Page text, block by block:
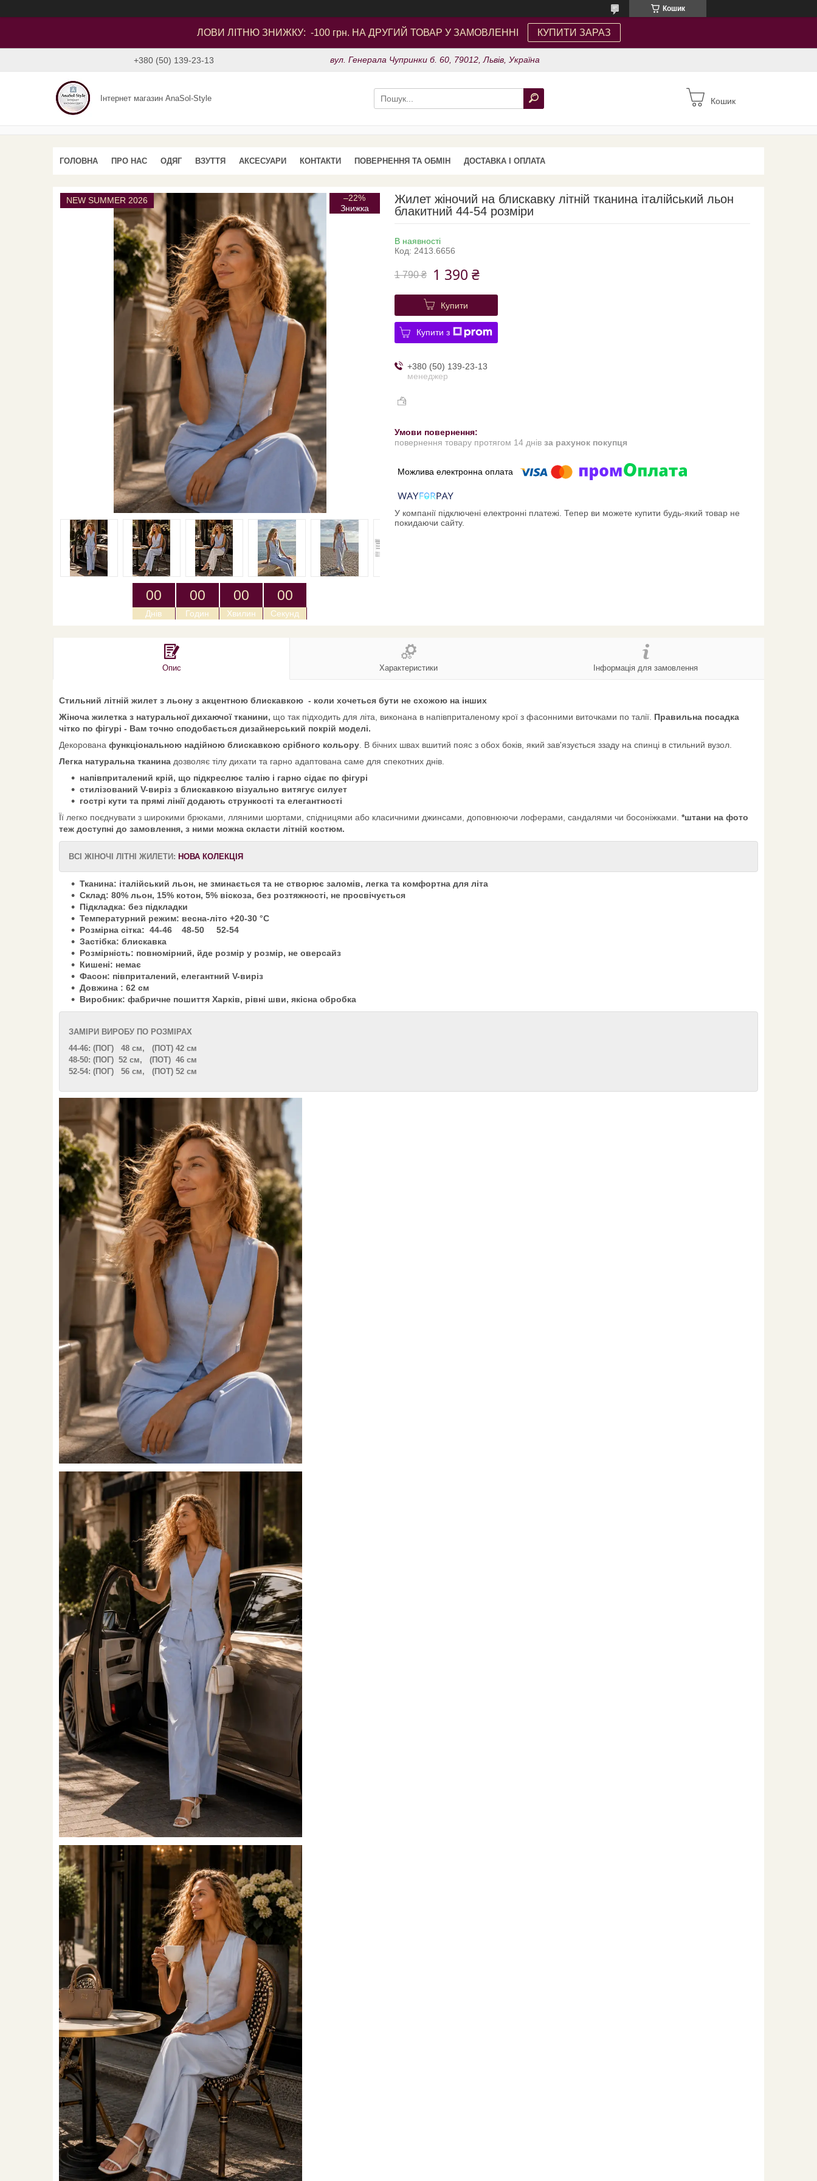
Кошик
ЛОВИ ЛІТНЮ ЗНИЖКУ: -100 грн. НА ДРУГИЙ ТОВАР У ЗАМОВЛЕННІ КУПИТИ ЗАРАЗ
+380 (50) 139-23-13 вул. Генерала Чупринки б. 60, 79012, Львів, Україна
Інтернет магазин AnaSol-Style Кошик
ГОЛОВНА ПРО НАС ОДЯГ ВЗУТТЯ АКСЕСУАРИ КОНТАКТИ ПОВЕРНЕННЯ ТА ОБМІН ДОСТАВКА І ОПЛАТА
NEW SUMMER 2026 –22%
00
Днів
00
Годин
00
Хвилин
00
Секунд
Жилет жіночий на блискавку літній тканина італійський льон
блакитний 44-54 розміри
В наявності
Код: 2413.6656
1 790 ₴ 1 390 ₴
Купити
Купити з
+380 (50) 139-23-13
менеджер
повернення товару протягом 14 днів за рахунок покупця
У компанії підключені електронні платежі. Тепер ви можете купити будь-який товар не
покидаючи сайту.
Опис Характеристики Інформація для замовлення
Стильний літній жилет з льону з акцентною блискавкою - коли хочеться бути не схожою на інших
Жіноча жилетка з натуральної дихаючої тканини, що так підходить для літа, виконана в напівприталеному крої з фасонними виточками по талії. Правильна посадка
чітко по фігурі - Вам точно сподобається дизайнерський покрій моделі.
Декорована функціональною надійною блискавкою срібного кольору . В бічних швах вшитий пояс з обох боків, який зав'язується ззаду на спинці в стильний вузол.
Легка натуральна тканина дозволяє тілу дихати та гарно адаптована саме для спекотних днів.
напівприталений крій, що підкреслює талію і гарно сідає по фігурі
стилізований V-виріз з блискавкою візуально витягує силует
гострі кути та прямі лінії додають стрункості та елегантності
Її легко поєднувати з широкими брюками, лляними шортами, спідницями або класичними джинсами, доповнюючи лоферами, сандалями чи босоніжками. *штани на фото
теж доступні до замовлення, з ними можна скласти літній костюм.
ВСІ ЖІНОЧІ ЛІТНІ ЖИЛЕТИ: НОВА КОЛЕКЦІЯ
Тканина: італійський льон, не зминається та не створює заломів, легка та комфортна для літа
Склад: 80% льон, 15% котон, 5% віскоза, без розтяжності, не просвічується
Підкладка: без підкладки
Температурний режим: весна-літо +20-30 °С
Розмірна сітка: 44-46 48-50 52-54
Застібка: блискавка
Розмірність: повномірний, йде розмір у розмір, не оверсайз
Кишені: немає
Фасон: півприталений, елегантний V-виріз
Довжина : 62 см
Виробник: фабричне пошиття Харків, рівні шви, якісна обробка
ЗАМІРИ ВИРОБУ ПО РОЗМІРАХ
44-46: (ПОГ) 48 см, (ПОТ) 42 см
48-50: (ПОГ) 52 см, (ПОТ) 46 см
52-54: (ПОГ) 56 см, (ПОТ) 52 см